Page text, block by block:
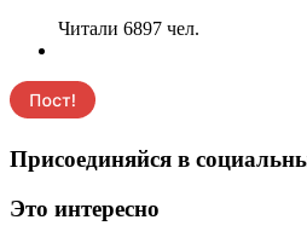
Читали 6897 чел.
Присоединяйся в
Это интересно